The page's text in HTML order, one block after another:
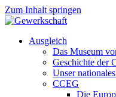
Zum Inhalt springen
Ausgleich
Das Museum
Geschichte der
Unser
CCEG
Die